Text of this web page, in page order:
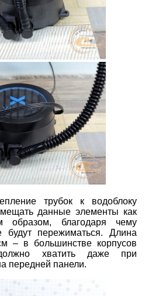
трубок к водоблоку
данные элементы как
образом, благодаря чему
будут пережиматься. Длина
– в большинстве корпусов
хватить даже при
передней панели.